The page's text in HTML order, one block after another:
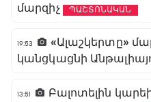
մարզիչ
ՊԱՇՏՈՆԱԿԱՆ
19:53
«Ալաշկերտը»
կանցկացնի
13:51
Բալոտելին